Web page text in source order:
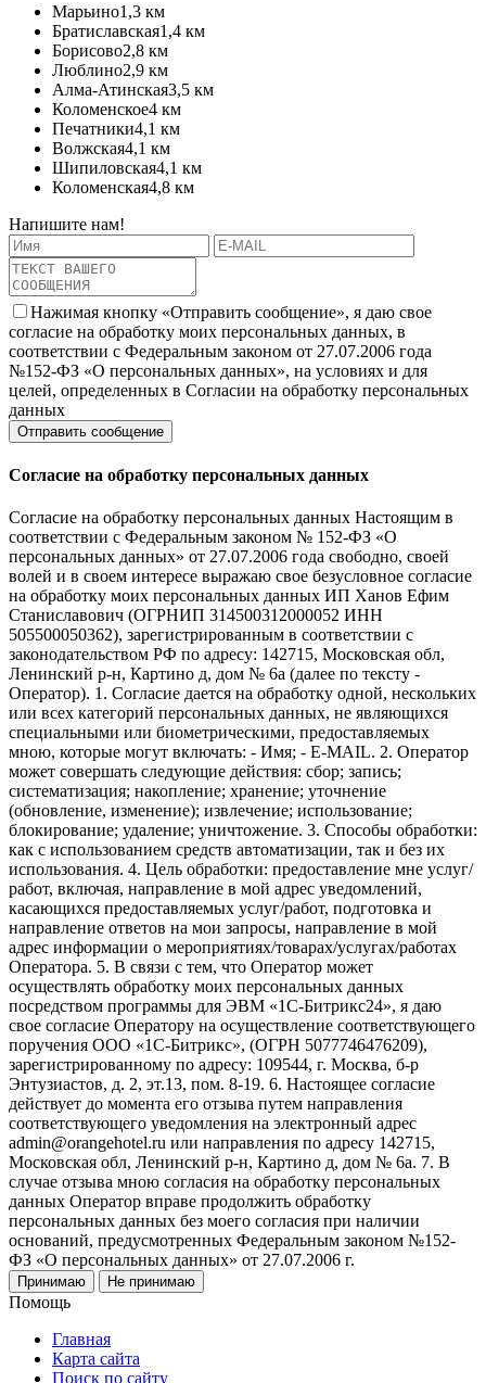
Марьино1,3 км
Братиславская1,4 км
Борисово2,8 км
Люблино2,9 км
Алма-Атинская3,5 км
Коломенское4 км
Печатники4,1 км
Волжская4,1 км
Шипиловская4,1 км
Коломенская4,8 км
Напишите нам!
Нажимая кнопку «Отправить сообщение», я даю свое
согласие на обработку моих персональных данных, в
соответствии с Федеральным законом от 27.07.2006 года
№152-ФЗ «О персональных данных», на условиях и для
целей, определенных в Согласии на обработку персональных
данных
Согласие на обработку персональных данных
Согласие на обработку персональных данных Настоящим в
соответствии с Федеральным законом № 152-ФЗ «О
персональных данных» от 27.07.2006 года свободно, своей
волей и в своем интересе выражаю свое безусловное согласие
на обработку моих персональных данных ИП Ханов Ефим
Станиславович (ОГРНИП 314500312000052 ИНН
505500050362), зарегистрированным в соответствии с
законодательством РФ по адресу: 142715, Московская обл,
Ленинский р-н, Картино д, дом № 6а (далее по тексту -
Оператор). 1. Согласие дается на обработку одной, нескольких
или всех категорий персональных данных, не являющихся
специальными или биометрическими, предоставляемых
мною, которые могут включать: - Имя; - E-MAIL. 2. Оператор
может совершать следующие действия: сбор; запись;
систематизация; накопление; хранение; уточнение
(обновление, изменение); извлечение; использование;
блокирование; удаление; уничтожение. 3. Способы обработки:
как с использованием средств автоматизации, так и без их
использования. 4. Цель обработки: предоставление мне услуг/
работ, включая, направление в мой адрес уведомлений,
касающихся предоставляемых услуг/работ, подготовка и
направление ответов на мои запросы, направление в мой
адрес информации о мероприятиях/товарах/услугах/работах
Оператора. 5. В связи с тем, что Оператор может
осуществлять обработку моих персональных данных
посредством программы для ЭВМ «1С-Битрикс24», я даю
свое согласие Оператору на осуществление соответствующего
поручения ООО «1С-Битрикс», (ОГРН 5077746476209),
зарегистрированному по адресу: 109544, г. Москва, б-р
Энтузиастов, д. 2, эт.13, пом. 8-19. 6. Настоящее согласие
действует до момента его отзыва путем направления
соответствующего уведомления на электронный адрес
admin@orangehotel.ru или направления по адресу 142715,
Московская обл, Ленинский р-н, Картино д, дом № 6а. 7. В
случае отзыва мною согласия на обработку персональных
данных Оператор вправе продолжить обработку
персональных данных без моего согласия при наличии
оснований, предусмотренных Федеральным законом №152-
ФЗ «О персональных данных» от 27.07.2006 г.
Принимаю Не принимаю
Помощь
Главная
Карта сайта
Поиск по сайту